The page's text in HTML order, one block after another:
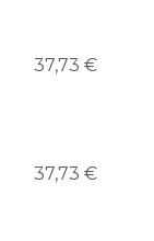
37,73 €
37,73 €